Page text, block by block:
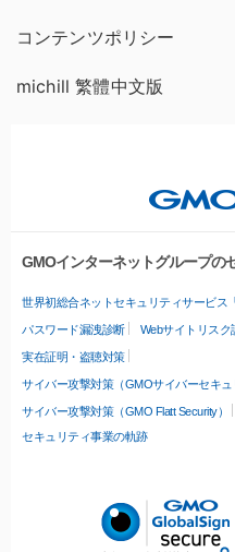
コンテンツポリシー
michill 繁體中文版
GMOインターネットグループの
世界初総合ネットセキュリティサービス
パスワード漏洩診断 Webサイトリスク
実在証明・盗聴対策
サイバー攻撃対策（GMOサイバーセキュ
サイバー攻撃対策（GMO Flatt Security）
セキュリティ事業の軌跡